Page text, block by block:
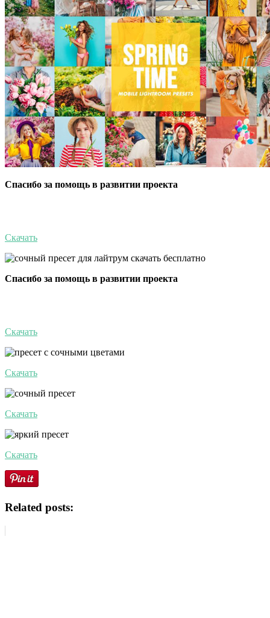
Спасибо за помощь в развитии проекта
Скачать
Спасибо за помощь в развитии проекта
Скачать
Скачать
Скачать
Скачать
Related posts: